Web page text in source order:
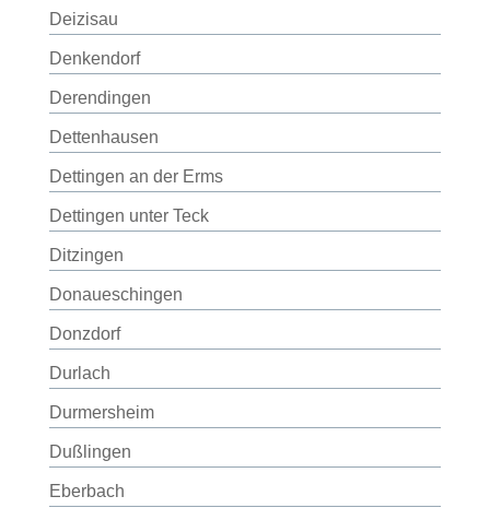
Deizisau
Denkendorf
Derendingen
Dettenhausen
Dettingen an der Erms
Dettingen unter Teck
Ditzingen
Donaueschingen
Donzdorf
Durlach
Durmersheim
Dußlingen
Eberbach